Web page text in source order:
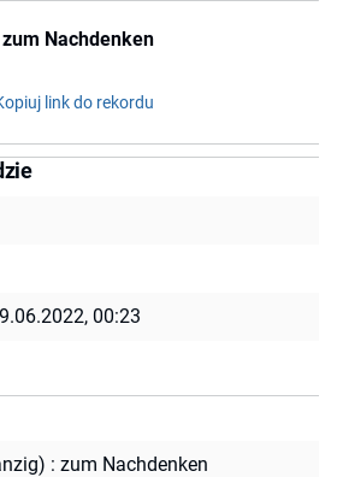
Nachdenken
link do rekordu
00:23
: zum Nachdenken